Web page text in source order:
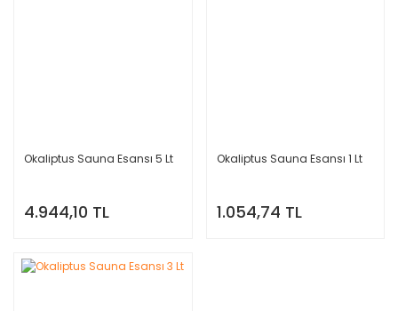
Okaliptus Sauna Esansı 5 Lt
4.944,10 TL
Okaliptus Sauna Esansı 1 Lt
1.054,74 TL